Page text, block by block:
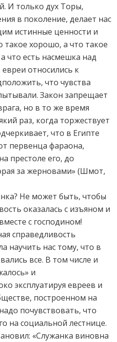
И только дух Торы,
в поколение, делает нас
истинные ценности и
такое хорошо, а что такое
что есть насмешка над
относились к
что чувства
Закон запрещает
но в то же время
раз, когда торжествует
что в Египте
первенца фараона,
престоле его, до
за жерновами» (Шмот,
Не может быть, чтобы
оказалась с изъяном и
с господином!
справедливость
научить нас тому, что в
все. В том числе и
и
эксплуатируя евреев и
построенном на
почувствовать, что
на социальной лестнице.
«Служанка виновна